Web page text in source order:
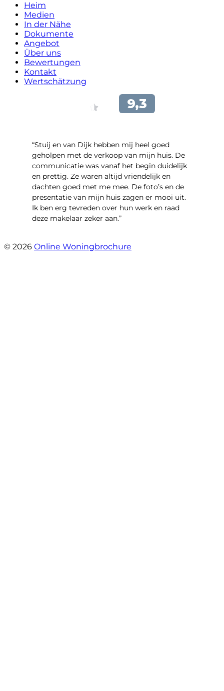
Heim
Medien
In der Nähe
Dokumente
Angebot
Über uns
Bewertungen
Kontakt
Wertschätzung
“Stuij en van Dijk hebben mij heel goed
geholpen met de verkoop van mijn huis. De
communicatie was vanaf het begin duidelijk
en prettig. Ze waren altijd vriendelijk en
dachten goed met me mee. De foto’s en de
presentatie van mijn huis zagen er mooi uit.
Ik ben erg tevreden over hun werk en raad
deze makelaar zeker aan.”
© 2026 Online Woningbrochure